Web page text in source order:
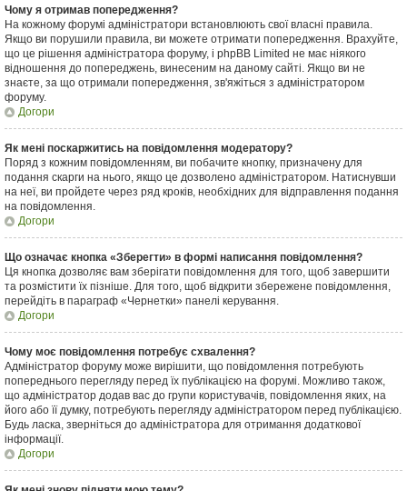
Чому я отримав попередження?
На кожному форумі адміністратори встановлюють свої власні правила.
Якщо ви порушили правила, ви можете отримати попередження. Врахуйте,
що це рішення адміністратора форуму, і phpBB Limited не має ніякого
відношення до попереджень, винесеним на даному сайті. Якщо ви не
знаєте, за що отримали попередження, зв'яжіться з адміністратором
форуму.
Догори
Як мені поскаржитись на повідомлення модератору?
Поряд з кожним повідомленням, ви побачите кнопку, призначену для
подання скарги на нього, якщо це дозволено адміністратором. Натиснувши
на неї, ви пройдете через ряд кроків, необхідних для відправлення подання
на повідомлення.
Догори
Що означає кнопка «Зберегти» в формі написання повідомлення?
Ця кнопка дозволяє вам зберігати повідомлення для того, щоб завершити
та розмістити їх пізніше. Для того, щоб відкрити збережене повідомлення,
перейдіть в параграф «Чернетки» панелі керування.
Догори
Чому моє повідомлення потребує схвалення?
Адміністратор форуму може вирішити, що повідомлення потребують
попереднього перегляду перед їх публікацією на форумі. Можливо також,
що адміністратор додав вас до групи користувачів, повідомлення яких, на
його або її думку, потребують перегляду адміністратором перед публікацією.
Будь ласка, зверніться до адміністратора для отримання додаткової
інформації.
Догори